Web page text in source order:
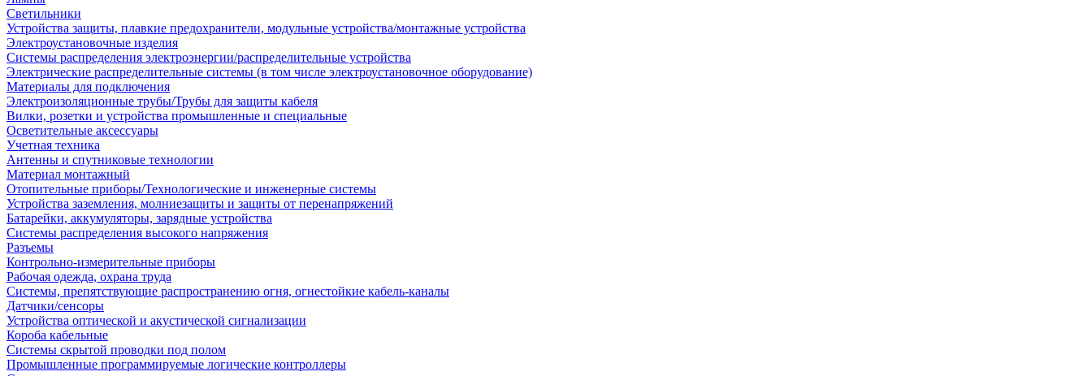
Светильники
Устройства защиты, плавкие предохранители, модульные устройства/монтажные устройства
Электроустановочные изделия
Системы распределения электроэнергии/распределительные устройства
Электрические распределительные системы (в том числе электроустановочное оборудование)
Материалы для подключения
Электроизоляционные трубы/Трубы для защиты кабеля
Вилки, розетки и устройства промышленные и специальные
Осветительные аксессуары
Учетная техника
Антенны и спутниковые технологии
Материал монтажный
Отопительные приборы/Технологические и инженерные системы
Устройства заземления, молниезащиты и защиты от перенапряжений
Батарейки, аккумуляторы, зарядные устройства
Системы распределения высокого напряжения
Разъемы
Контрольно-измерительные приборы
Рабочая одежда, охрана труда
Системы, препятствующие распространению огня, огнестойкие кабель-каналы
Датчики/сенсоры
Устройства оптической и акустической сигнализации
Короба кабельные
Системы скрытой проводки под полом
Промышленные программируемые логические контроллеры